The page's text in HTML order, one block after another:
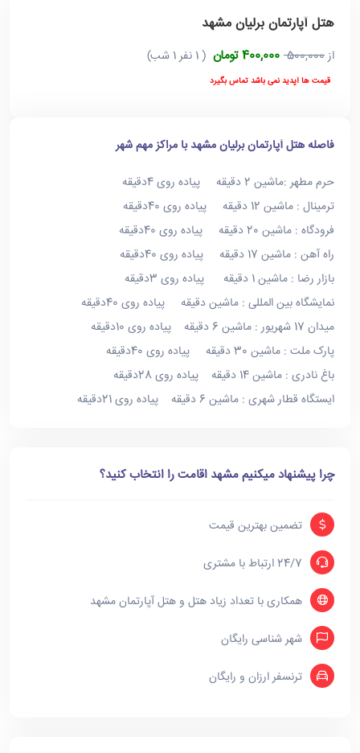
هتل آپارتمان برلیان مشهد
از500,000 400,000 تومان ( 1 نفر 1 شب)
قیمت ها آپدید نمی باشد تماس بگیرد
فاصله هتل آپارتمان برلیان مشهد با مراکز مهم شهر
حرم مطهر :ماشین 2 دقیقه پیاده روی 4دقیقه
ترمینال : ماشین 12 دقیقه پیاده روی 40دقیقه
فرودگاه : ماشین 20 دقیقه پیاده روی 40دقیقه
راه آهن : ماشین 17 دقیقه پیاده روی 40دقیقه
بازار رضا : ماشین 1 دقیقه پیاده روی 3دقیقه
نمایشگاه بین المللی : ماشین دقیقه پیاده روی 40دقیقه
میدان 17 شهریور : ماشین 6 دقیقه پیاده روی 10دقیقه
پارک ملت : ماشین 30 دقیقه پیاده روی 40دقیقه
باغ نادری : ماشین 14 دقیقه پیاده روی 28دقیقه
ایستگاه قطار شهری : ماشین 6 دقیقه پیاده روی 21دقیقه
چرا پیشنهاد میکنیم مشهد اقامت را انتخاب کنید؟
تضمین بهترین قیمت
24/7 ارتباط با مشتری
همکاری با تعداد زیاد هتل و هتل آپارتمان مشهد
شهر شناسی رایگان
ترنسفر ارزان و رایگان